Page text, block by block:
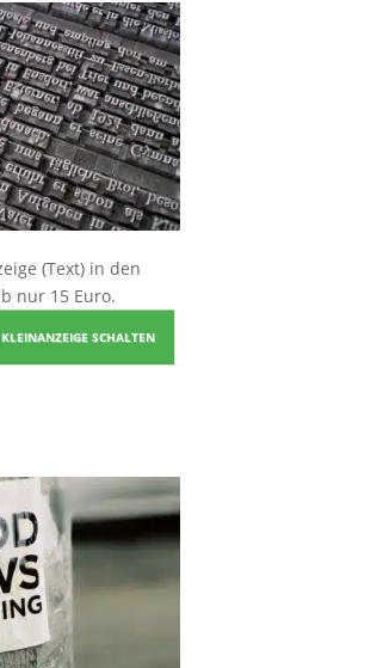
(Text) in den
nur 15 Euro.
KLEINANZEIGE SCHALTEN